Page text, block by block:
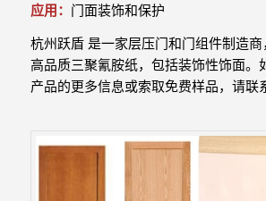
应用： 门面装饰和保护
杭州跃盾 是一家层压门和门组件制造
高品质三聚氰胺纸，包括装饰性饰面。
产品的更多信息或索取免费样品，请联